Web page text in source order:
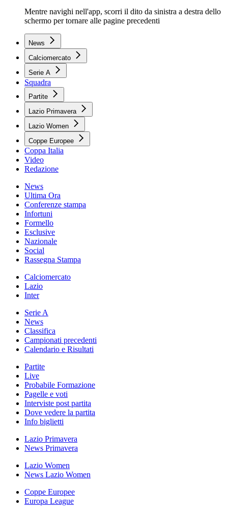
Mentre navighi nell'app, scorri il dito da sinistra a destra dello
schermo per tornare alle pagine precedenti
News
Calciomercato
Serie A
Squadra
Partite
Lazio Primavera
Lazio Women
Coppe Europee
Coppa Italia
Video
Redazione
News
Ultima Ora
Conferenze stampa
Infortuni
Formello
Esclusive
Nazionale
Social
Rassegna Stampa
Calciomercato
Lazio
Inter
Serie A
News
Classifica
Campionati precedenti
Calendario e Risultati
Partite
Live
Probabile Formazione
Pagelle e voti
Interviste post partita
Dove vedere la partita
Info biglietti
Lazio Primavera
News Primavera
Lazio Women
News Lazio Women
Coppe Europee
Europa League